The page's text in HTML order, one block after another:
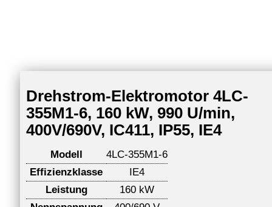
Drehstrom-Elektromotor 4LC-
355M1-6, 160 kW, 990 U/min,
400V/690V, IC411, IP55, IE4
Modell
4LC-355M1-6
Effizienzklasse
IE4
Leistung
160 kW